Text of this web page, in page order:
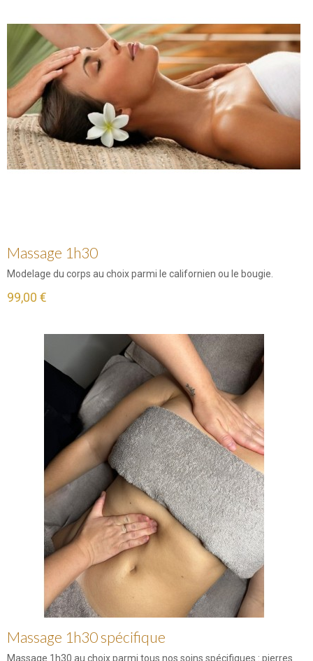
Massage 1h30
Modelage du corps au choix parmi le californien ou le bougie.
99,00 €
Massage 1h30 spécifique
Massage 1h30 au choix parmi tous nos soins spécifiques : pierres